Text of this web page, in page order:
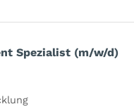
Spezialist (m/w/d)